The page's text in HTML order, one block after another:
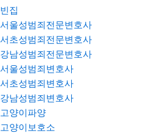
빈집
서울성범죄전문변호사
서초성범죄전문변호사
강남성범죄전문변호사
서울성범죄변호사
서초성범죄변호사
강남성범죄변호사
고양이파양
고양이보호소